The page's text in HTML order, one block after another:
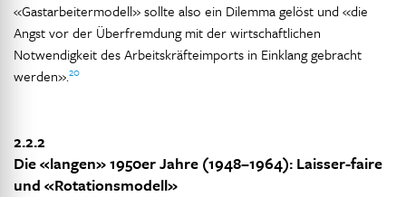
«Gastarbeitermodell» sollte also ein Dilemma gelöst und «die
Angst vor der Überfremdung mit der wirtschaftlichen
Notwendigkeit des Arbeitskräfteimports in Einklang gebracht
werden».20
2.2.2
Die «langen» 1950er Jahre (1948–1964): Laisser-faire
und «Rotationsmodell»